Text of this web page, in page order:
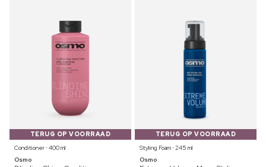
TERUG OP VOORRAAD
Conditioner ⋅ 400 ml
Osmo
TERUG OP VOORRAAD
Styling Foam ⋅ 245 ml
Osmo